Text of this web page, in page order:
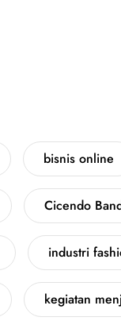
bisnis online
Cicendo
industri
kegiatan